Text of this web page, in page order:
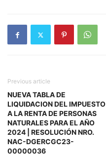
Previous article
NUEVA TABLA DE
LIQUIDACION DEL IMPUESTO
A LA RENTA DE PERSONAS
NATURALES PARA EL AÑO
2024 | RESOLUCIÓN NRO.
NAC-DGERCGC23-
00000036